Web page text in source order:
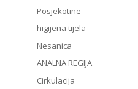
Posjekotine
higijena tijela
Nesanica
ANALNA REGIJA
Cirkulacija